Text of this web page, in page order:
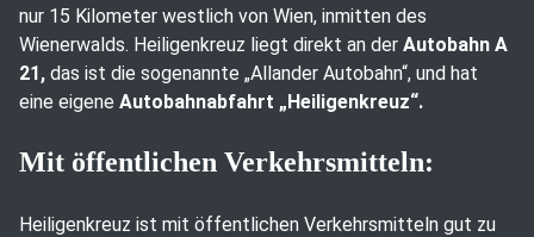
nur 15 Kilometer westlich von Wien, inmitten des
Wienerwalds. Heiligenkreuz liegt direkt an der Autobahn A
21, das ist die sogenannte „Allander Autobahn“, und hat
eine eigene Autobahnabfahrt „Heiligenkreuz“.
Mit öffentlichen Verkehrsmitteln:
Heiligenkreuz ist mit öffentlichen Verkehrsmitteln gut zu